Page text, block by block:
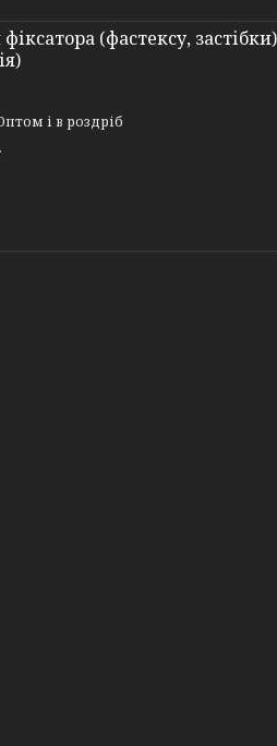
(фастексу,
і в роздріб